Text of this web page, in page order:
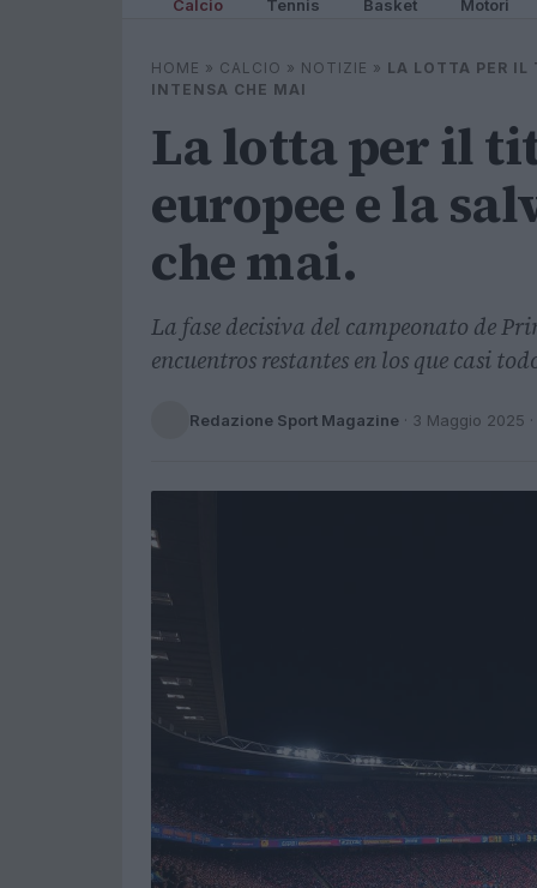
Calcio Tennis Basket Motori
HOME » CALCIO » NOTIZIE » LA LOTTA PER IL
INTENSA CHE MAI
La lotta per il
europee e la
che mai.
La fase decisiva del campeonato de
encuentros restantes en los que casi
Redazione Sport Magazine · 3 Maggio 2025